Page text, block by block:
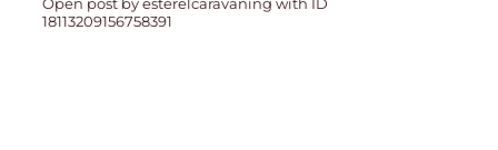
Open post by esterelcaravaning with ID
18113209156758391